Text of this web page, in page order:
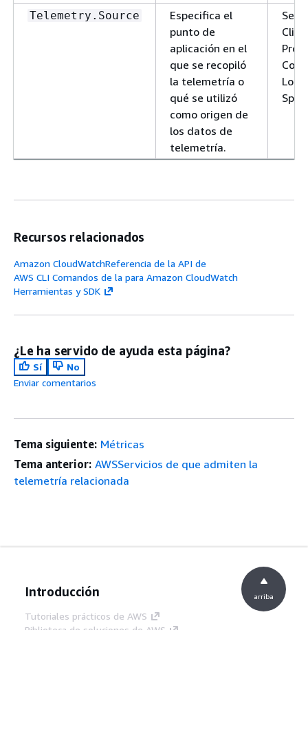
Telemetry.Source
Especifica el
punto de
aplicación en el
que se recopiló
la telemetría o
qué se utilizó
como origen de
los datos de
telemetría.
Recursos relacionados
Amazon CloudWatchReferencia de la API de
AWS CLI Comandos de la para Amazon CloudWatch
Herramientas y SDK
¿Le ha servido de ayuda esta página?
Sí
No
Enviar comentarios
Tema siguiente: Métricas
Tema anterior: AWSServicios de que admiten la
telemetría relacionada
Introducción
Tutoriales prácticos de AWS
Biblioteca de soluciones de AWS
arriba